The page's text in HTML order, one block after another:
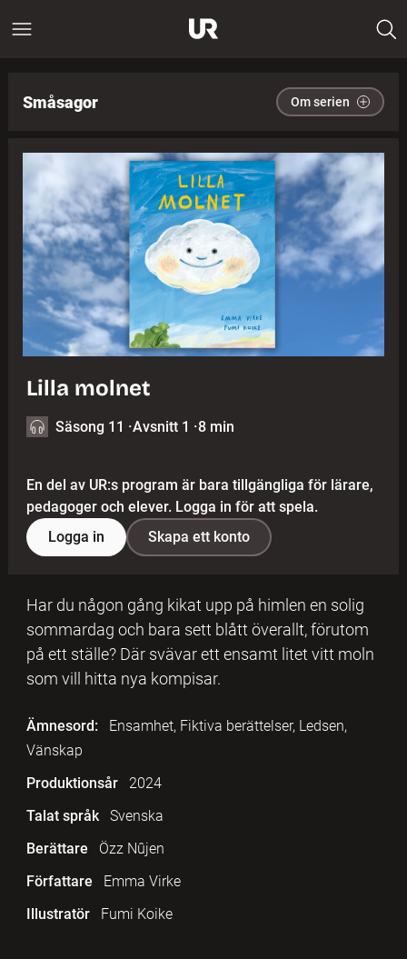
Småsagor Om serien
Lilla molnet
Säsong 11 ·Avsnitt 1 ·8 min
En del av UR:s program är bara tillgängliga för lärare,
pedagoger och elever. Logga in för att spela.
Logga in
Skapa ett konto
Har du någon gång kikat upp på himlen en solig
sommardag och bara sett blått överallt, förutom
på ett ställe? Där svävar ett ensamt litet vitt moln
som vill hitta nya kompisar.
Ämnesord:
Ensamhet, Fiktiva berättelser, Ledsen,
Vänskap
Produktionsår
2024
Talat språk
Svenska
Berättare
Özz Nûjen
Författare
Emma Virke
Illustratör
Fumi Koike